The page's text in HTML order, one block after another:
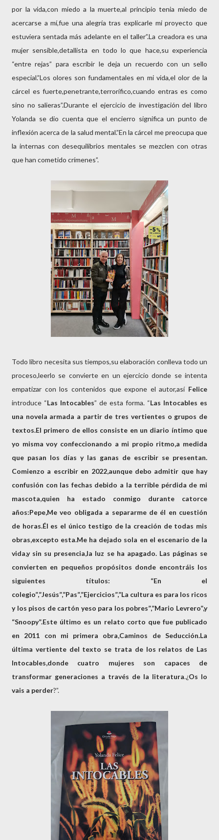
por la vida,con miedo a la muerte,al principio tenia miedo de
acercarse a mí,fue una alegría tras explicarle mi proyecto que
estuviera sentada más adelante en el taller”.La creadora es una
mujer sensible,detallista en todo lo que hace,su experiencia
“entre rejas” para escribir le deja un recuerdo con un sello
especial.”Los olores son fundamentales en mi vida,el olor de la
cárcel es fuerte,penetrante,terrorífico,cuando entras es como
sino no salieras”.Durante el ejercicio de investigación del libro
Yolanda se dio cuenta que el encierro significa un punto de
inflexión acerca de la salud mental.”En la cárcel me preocupa que
la internas con desequilibrios mentales se mezclen con otras
que han cometido crímenes”.
Todo libro necesita sus tiempos,su elaboración conlleva todo un
proceso,leerlo se convierte en un ejercicio donde se intenta
empatizar con los contenidos que expone el autor,asíFelice
introduce “Las Intocables” de esta forma. “Las Intocables es
una novela armada a partir de tres vertientes o grupos de
textos.El primero de ellos consiste en un diario íntimo que
yo misma voy confeccionando a mi propio ritmo,a medida
que pasan los días y las ganas de escribir se presentan.
Comienzo a escribir en 2022,aunque debo admitir que hay
confusión con las fechas debido a la terrible pérdida de mi
mascota,quien ha estado conmigo durante catorce
años:Pepe,Me veo obligada a separarme de él en cuestión
de horas.Él es el único testigo de la creación de todas mis
obras,excepto esta.Me ha dejado sola en el escenario de la
vida,y sin su presencia,la luz se ha apagado. Las páginas se
convierten en pequeños propósitos donde encontráis los
siguientes títulos: “En el
colegio”,”Jesús”,”Pas”,”Ejercicios”,”La cultura es para los ricos
y los pisos de cartón yeso para los pobres”,”Mario Levrero”,y
“Snoopy”.Este último es un relato corto que fue publicado
en 2011 con mi primera obra,Caminos de Seducción.La
última vertiente del texto se trata de los relatos de Las
Intocables,donde cuatro mujeres son capaces de
transformar generaciones a través de la literatura.¿Os lo
vais a perder?”.